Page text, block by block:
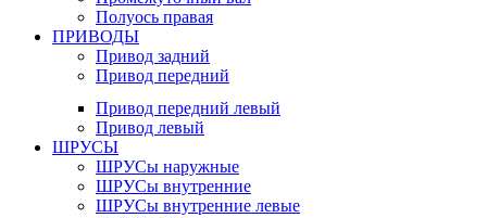
Полуось правая
ПРИВОДЫ
Привод задний
Привод передний
Привод передний левый
Привод левый
ШРУСЫ
ШРУСы наружные
ШРУСы внутренние
ШРУСы внутренние левые